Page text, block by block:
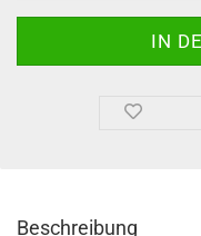
Beschreibung